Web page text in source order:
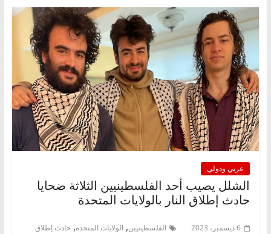
عربي ودولي
الشلل يصيب أحد الفلسطينيين الثلاثة ضحايا
حادث إطلاق النار بالولايات المتحدة
6 ديسمبر، 2023 الفلسطينيين, الولايات المتحدة, حادث إطلاق